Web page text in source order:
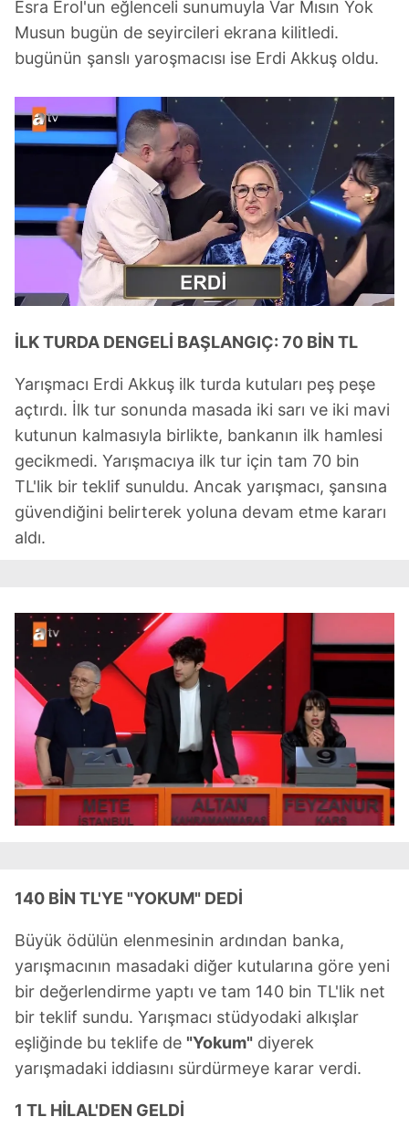
Esra Erol'un eğlenceli sunumuyla Var Mısın Yok
Musun bugün de seyircileri ekrana kilitledi.
bugünün şanslı yaroşmacısı ise Erdi Akkuş oldu.
İLK TURDA DENGELİ BAŞLANGIÇ: 70 BİN TL
Yarışmacı Erdi Akkuş ilk turda kutuları peş peşe
açtırdı. İlk tur sonunda masada iki sarı ve iki mavi
kutunun kalmasıyla birlikte, bankanın ilk hamlesi
gecikmedi. Yarışmacıya ilk tur için tam 70 bin
TL'lik bir teklif sunuldu. Ancak yarışmacı, şansına
güvendiğini belirterek yoluna devam etme kararı
aldı.
140 BİN TL'YE "YOKUM" DEDİ
Büyük ödülün elenmesinin ardından banka,
yarışmacının masadaki diğer kutularına göre yeni
bir değerlendirme yaptı ve tam 140 bin TL'lik net
bir teklif sundu. Yarışmacı stüdyodaki alkışlar
eşliğinde bu teklife de "Yokum" diyerek
yarışmadaki iddiasını sürdürmeye karar verdi.
1 TL HİLAL'DEN GELDİ